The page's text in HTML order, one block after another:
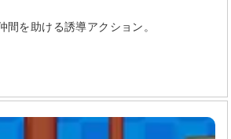
間を助ける誘導アクション。